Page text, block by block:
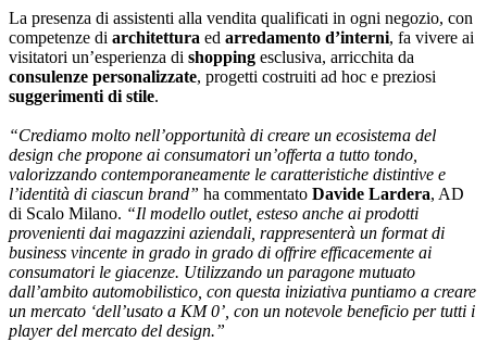
La presenza di assistenti alla vendita qualificati in ogni negozio, con
competenze di architettura ed arredamento d’interni, fa vivere ai
visitatori un’esperienza di shopping esclusiva, arricchita da
consulenze personalizzate, progetti costruiti ad hoc e preziosi
suggerimenti di stile.
“Crediamo molto nell’opportunità di creare un ecosistema del
design che propone ai consumatori un’offerta a tutto tondo,
valorizzando contemporaneamente le caratteristiche distintive e
l’identità di ciascun brand” ha commentato Davide Lardera, AD
di Scalo Milano. “Il modello outlet, esteso anche ai prodotti
provenienti dai magazzini aziendali, rappresenterà un format di
business vincente in grado in grado di offrire efficacemente ai
consumatori le giacenze. Utilizzando un paragone mutuato
dall’ambito automobilistico, con questa iniziativa puntiamo a creare
un mercato ‘dell’usato a KM 0’, con un notevole beneficio per tutti i
player del mercato del design.”